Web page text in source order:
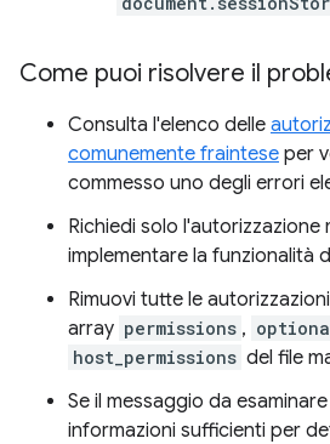
Come puoi risolvere il
Consulta l'elenco delle
comunemente fraintese per
commesso uno degli errori
Richiedi solo l'autorizzazione
implementare la funzionalità
Rimuovi tutte le
array permissions ,
host_permissions del file
Se il messaggio da
informazioni sufficienti per